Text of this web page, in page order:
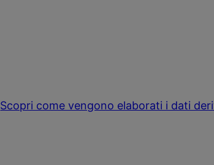
Scopri come vengono elaborati i dati